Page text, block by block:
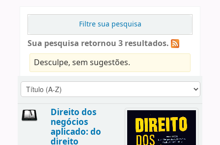
Filtre sua pesquisa
Sua pesquisa retornou 3 resultados.
Desculpe, sem sugestões.
Direito dos
negócios
aplicado: do
direito